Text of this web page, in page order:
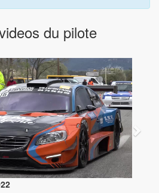
du pilote